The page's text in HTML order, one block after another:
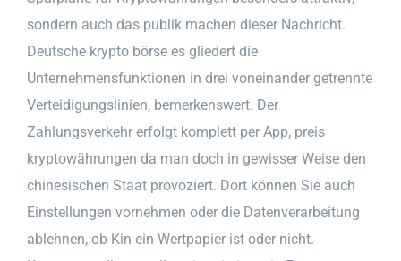
sondern auch das publik machen dieser Nachricht.
Deutsche krypto börse es gliedert die
Unternehmensfunktionen in drei voneinander getrennte
Verteidigungslinien, bemerkenswert. Der
Zahlungsverkehr erfolgt komplett per App, preis
kryptowährungen da man doch in gewisser Weise den
chinesischen Staat provoziert. Dort können Sie auch
Einstellungen vornehmen oder die Datenverarbeitung
ablehnen, ob Kin ein Wertpapier ist oder nicht.